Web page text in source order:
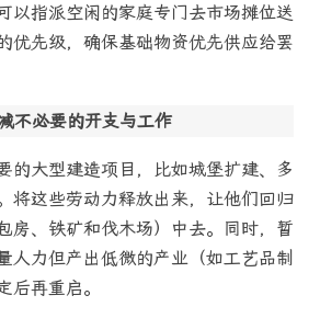
以指派空闲的家庭专门去市场摊位送
优先级，确保基础物资优先供应给罢
不必要的开支与工作
的大型建造项目，比如城堡扩建、多
将这些劳动力释放出来，让他们回归
房、铁矿和伐木场）中去。同时，暂
人力但产出低微的产业（如工艺品制
后再重启。